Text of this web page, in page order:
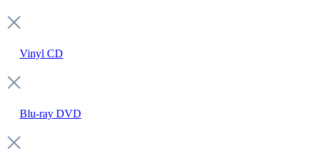
Vinyl CD
Blu-ray DVD